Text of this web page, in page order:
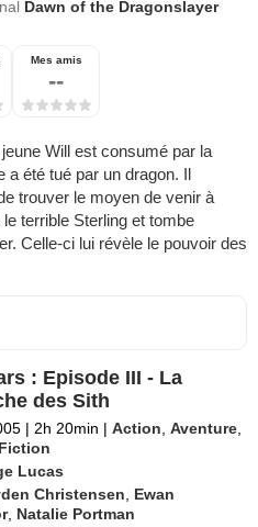
Dawn of the Dragonslayer
Mes amis
--
Will est consumé par la
a été tué par un dragon. Il
trouver le moyen de venir à
terrible Sterling et tombe
Celle-ci lui révèle le pouvoir des
: Episode III - La
des Sith
| 2h 20min | Action ,Aventure
Lucas
Christensen
Ewan
, Natalie Portman